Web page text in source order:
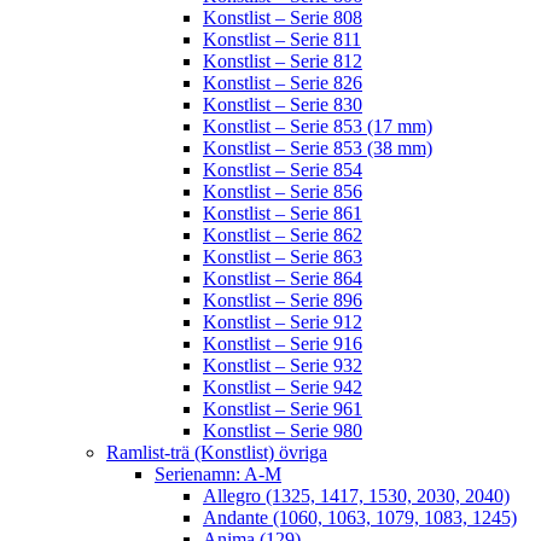
Konstlist – Serie 808
Konstlist – Serie 811
Konstlist – Serie 812
Konstlist – Serie 826
Konstlist – Serie 830
Konstlist – Serie 853 (17 mm)
Konstlist – Serie 853 (38 mm)
Konstlist – Serie 854
Konstlist – Serie 856
Konstlist – Serie 861
Konstlist – Serie 862
Konstlist – Serie 863
Konstlist – Serie 864
Konstlist – Serie 896
Konstlist – Serie 912
Konstlist – Serie 916
Konstlist – Serie 932
Konstlist – Serie 942
Konstlist – Serie 961
Konstlist – Serie 980
Ramlist-trä (Konstlist) övriga
Serienamn: A-M
Allegro (1325, 1417, 1530, 2030, 2040)
Andante (1060, 1063, 1079, 1083, 1245)